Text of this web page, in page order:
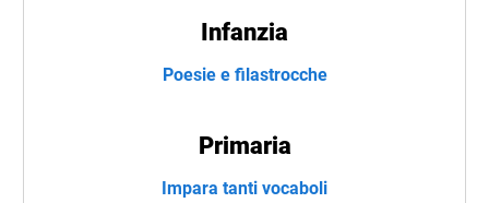
Infanzia
Poesie e filastrocche
Primaria
Impara tanti vocaboli